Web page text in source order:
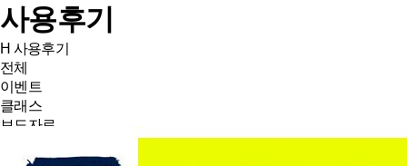
사용후기
H 사용후기
전체
이벤트
클래스
보도자료